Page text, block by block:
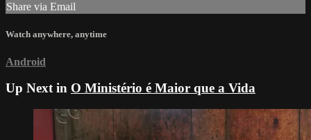
Share via Email
Watch anywhere, anytime
Android
Up Next in O Ministério é Maior que a Vida